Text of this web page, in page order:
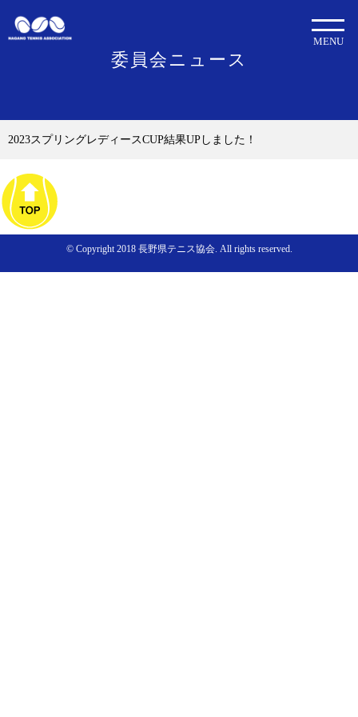
委員会ニュース
MENU
2023スプリングレディースCUP結果UPしました！
© Copyright 2018 長野県テニス協会. All rights reserved.